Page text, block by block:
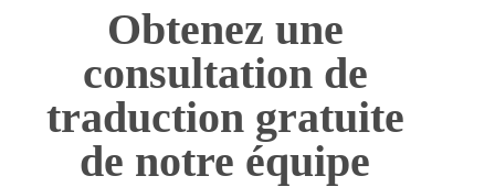
Obtenez une
consultation de
traduction gratuite
de notre équipe